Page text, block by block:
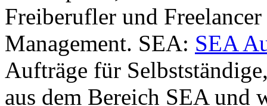
Freiberufler und
Management. SEA: SEA
Aufträge für
aus dem Bereich SEA und